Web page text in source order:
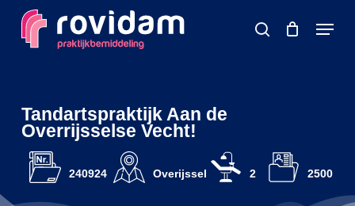
search
Menu
Tandartspraktijk Aan de
Overrijsselse Vecht!
240924 Overijssel 2 2500